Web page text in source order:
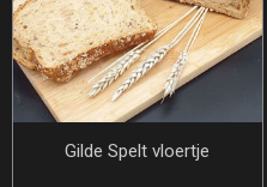
Gilde Spelt vloertje